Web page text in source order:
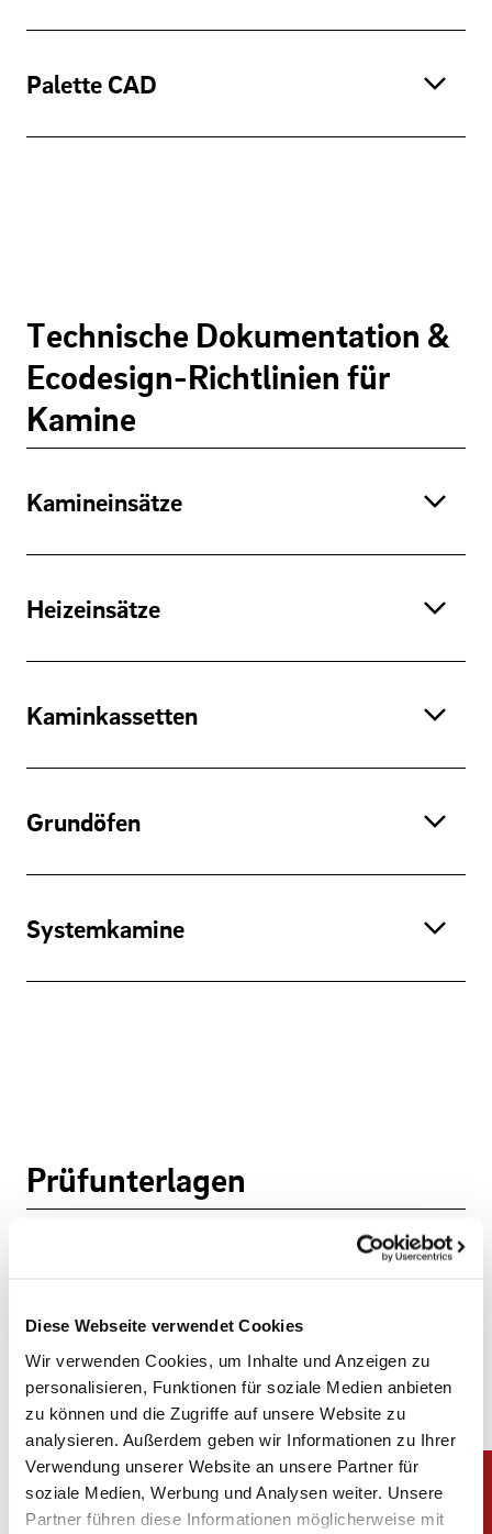
Diese Webseite verwendet Cookies
Wir verwenden Cookies, um Inhalte und Anzeigen zu
personalisieren, Funktionen für soziale Medien anbieten
zu können und die Zugriffe auf unsere Website zu
analysieren. Außerdem geben wir Informationen zu Ihrer
Verwendung unserer Website an unsere Partner für
soziale Medien, Werbung und Analysen weiter. Unsere
Partner führen diese Informationen möglicherweise mit
Palette CAD
Technische Dokumentation &
Ecodesign-Richtlinien für
Kamine
Kamineinsätze
Heizeinsätze
Kaminkassetten
Grundöfen
Systemkamine
Prüfunterlagen
Leistungs-/Herstellererklärungen
EFA Zertifikate